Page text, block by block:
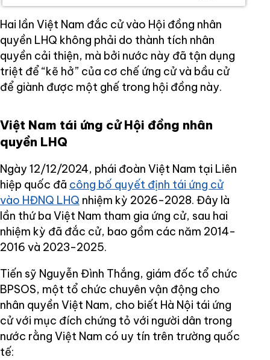
Hai lần Việt Nam đắc cử vào Hội đồng nhân
quyền LHQ không phải do thành tích nhân
quyền cải thiện, mà bởi nước này đã tận dụng
triệt để “kẽ hở” của cơ chế ứng cử và bầu cử
để giành được một ghế trong hội đồng này.
Việt Nam tái ứng cử Hội đồng nhân
quyền LHQ
Ngày 12/12/2024, phái đoàn Việt Nam tại Liên
hiệp quốc đã công bố quyết định tái ứng cử
vào HĐNQ LHQ nhiệm kỳ 2026-2028. Đây là
lần thứ ba Việt Nam tham gia ứng cử, sau hai
nhiệm kỳ đã đắc cử, bao gồm các năm 2014-
2016 và 2023-2025.
Tiến sỹ Nguyễn Đình Thắng, giám đốc tổ chức
BPSOS, một tổ chức chuyên vận động cho
nhân quyền Việt Nam, cho biết Hà Nội tái ứng
cử với mục đích chứng tỏ với người dân trong
nước rằng Việt Nam có uy tín trên trường quốc
tế: